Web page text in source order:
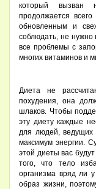
который вызван
продолжается
обновленным и
соблюдать, не нужно
все проблемы с
многих витаминов и
Диета не
похудения, она
шлаков. Чтобы
эту диету каждые
для людей, ведущих
максимум энергии.
этой диеты вас
того, что тело
организма вряд ли
образ жизни,